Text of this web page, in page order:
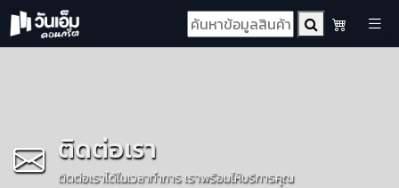
ติดต่อเรา
ติดต่อเราได้ในเวลาทำการ เราพร้อมให้บริการคุณ